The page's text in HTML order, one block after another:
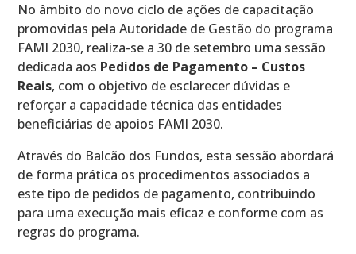
No âmbito do novo ciclo de ações de capacitação
promovidas pela Autoridade de Gestão do programa
FAMI 2030, realiza-se a 30 de setembro uma sessão
dedicada aos Pedidos de Pagamento – Custos
Reais, com o objetivo de esclarecer dúvidas e
reforçar a capacidade técnica das entidades
beneficiárias de apoios FAMI 2030.
Através do Balcão dos Fundos, esta sessão abordará
de forma prática os procedimentos associados a
este tipo de pedidos de pagamento, contribuindo
para uma execução mais eficaz e conforme com as
regras do programa.